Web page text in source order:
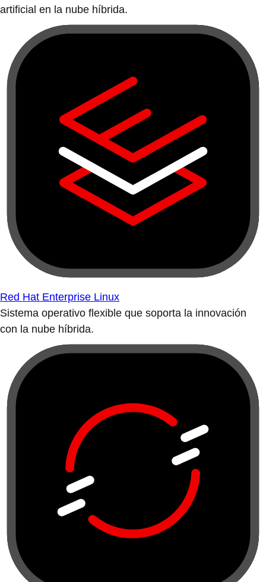
artificial en la nube híbrida.
Red Hat Enterprise Linux
Sistema operativo flexible que soporta la innovación
con la nube híbrida.